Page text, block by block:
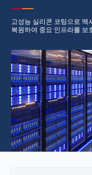
고성능 실리콘 코팅으로 멕
복원하여 중요 인프라를 보